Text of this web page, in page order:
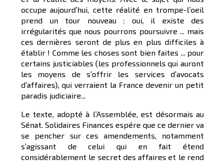
occupe aujourd’hui, cette réalité en trompe-l’oeil
prend un tour nouveau : oui, il existe des
irrégularités que nous pourrons poursuivre ... mais
ces dernières seront de plus en plus difficiles à
établir ! Comme les choses sont bien faites ... pour
certains justiciables (les professionnels qui auront
les moyens de s’offrir les services d’avocats
d’affaires), qui verraient la France devenir un petit
paradis judiciaire...
Le texte, adopté à l’Assemblée, est désormais au
Sénat. Solidaires Finances espére que ce dernier va
se pencher sur ces amendements, notamment
s’agissant de celui qui en fait étend
considérablement le secret des affaires et le rend